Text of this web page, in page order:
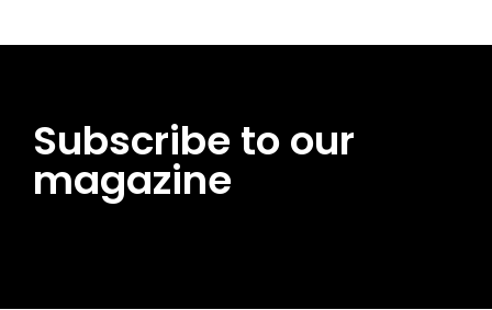
Subscribe to our
magazine